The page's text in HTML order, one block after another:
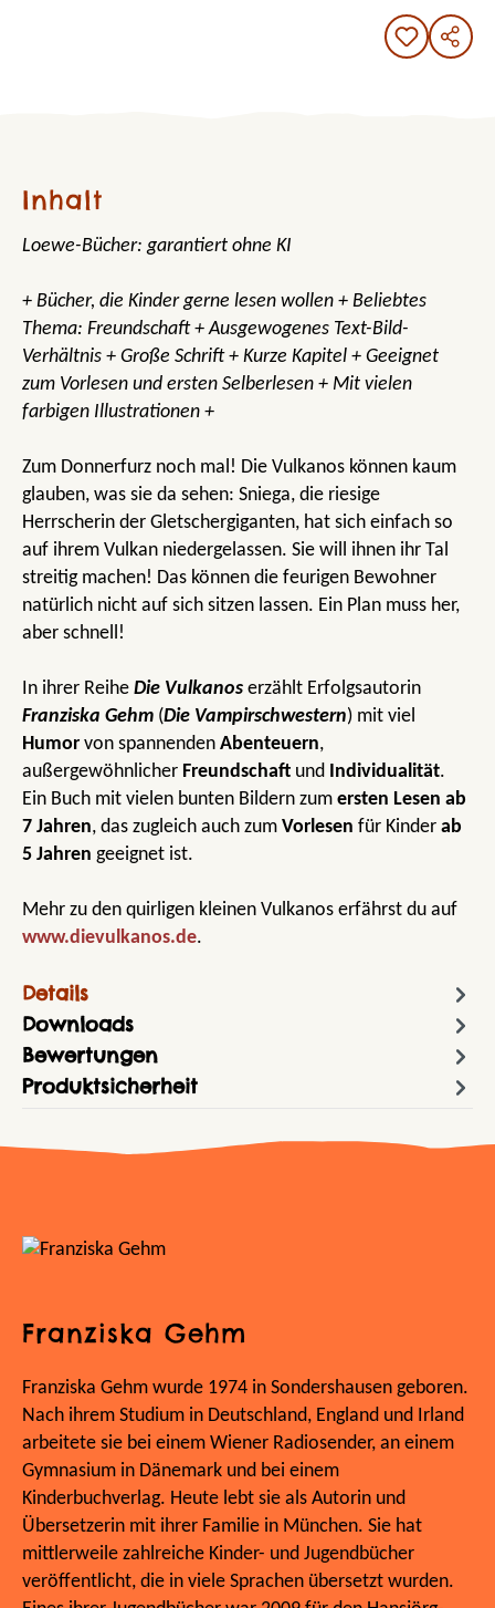
Inhalt
Loewe-Bücher: garantiert ohne KI
+ Bücher, die Kinder gerne lesen wollen + Beliebtes
Thema: Freundschaft + Ausgewogenes Text-Bild-
Verhältnis + Große Schrift + Kurze Kapitel + Geeignet
zum Vorlesen und ersten Selberlesen + Mit vielen
farbigen Illustrationen +
Zum Donnerfurz noch mal! Die Vulkanos können kaum
glauben, was sie da sehen: Sniega, die riesige
Herrscherin der Gletschergiganten, hat sich einfach so
auf ihrem Vulkan niedergelassen. Sie will ihnen ihr Tal
streitig machen! Das können die feurigen Bewohner
natürlich nicht auf sich sitzen lassen. Ein Plan muss her,
aber schnell!
In ihrer Reihe Die Vulkanos erzählt Erfolgsautorin
Franziska Gehm (Die Vampirschwestern) mit viel
Humor von spannenden Abenteuern,
außergewöhnlicher Freundschaft und Individualität.
Ein Buch mit vielen bunten Bildern zum ersten Lesen ab
7 Jahren, das zugleich auch zum Vorlesen für Kinder ab
5 Jahren geeignet ist.
Mehr zu den quirligen kleinen Vulkanos erfährst du auf
www.dievulkanos.de.
Details
Downloads
Bewertungen
Produktsicherheit
Franziska Gehm
Franziska Gehm wurde 1974 in Sondershausen geboren.
Nach ihrem Studium in Deutschland, England und Irland
arbeitete sie bei einem Wiener Radiosender, an einem
Gymnasium in Dänemark und bei einem
Kinderbuchverlag. Heute lebt sie als Autorin und
Übersetzerin mit ihrer Familie in München. Sie hat
mittlerweile zahlreiche Kinder- und Jugendbücher
veröffentlicht, die in viele Sprachen übersetzt wurden.